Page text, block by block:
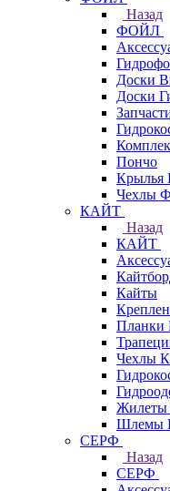
Назад
ФОЙЛ
Доски
Доски
Пончо
Крылья
Чехлы
КАЙТ
Назад
КАЙТ
Кайты
Планки
Чехлы
Жилеты
Шлемы
СЕРФ
Назад
СЕРФ